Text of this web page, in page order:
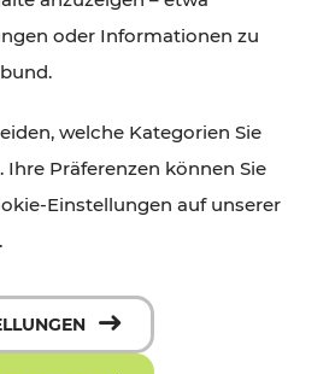
oder Informationen zu
welche Kategorien Sie
Präferenzen können Sie
Einstellungen auf unserer